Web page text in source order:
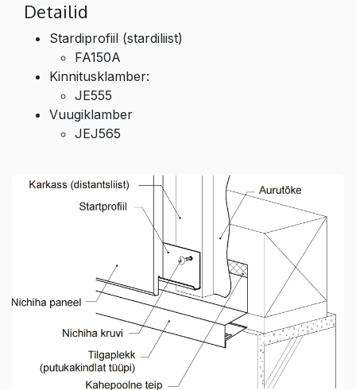
Detailid
Stardiprofiil (stardiliist)
FA150A
Kinnitusklamber:
JE555
Vuugiklamber
JEJ565